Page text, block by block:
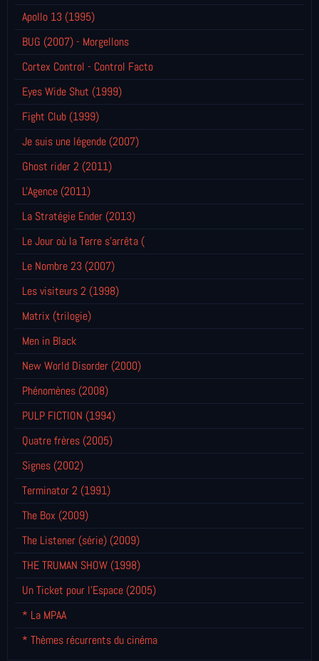
Apollo 13 (1995)
BUG (2007) - Morgellons
Cortex Control - Control Facto
Eyes Wide Shut (1999)
Fight Club (1999)
Je suis une légende (2007)
Ghost rider 2 (2011)
L'Agence (2011)
La Stratégie Ender (2013)
Le Jour où la Terre s'arrêta (
Le Nombre 23 (2007)
Les visiteurs 2 (1998)
Matrix (trilogie)
Men in Black
New World Disorder (2000)
Phénomènes (2008)
PULP FICTION (1994)
Quatre frères (2005)
Signes (2002)
Terminator 2 (1991)
The Box (2009)
The Listener (série) (2009)
THE TRUMAN SHOW (1998)
Un Ticket pour l'Espace (2005)
* La MPAA
* Thèmes récurrents du cinéma